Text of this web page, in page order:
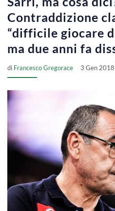
Contraddizione
“difficile giocare
ma due anni fa
di Francesco Gregorace 3 Gen